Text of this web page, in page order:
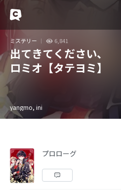
ミステリー 6,841
出てきてください、
ロミオ【タテヨミ】
yangmo, ini
プロローグ